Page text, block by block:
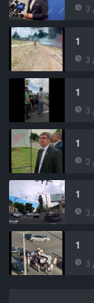
3
1
3
1
3
1
3
1
3
1
3